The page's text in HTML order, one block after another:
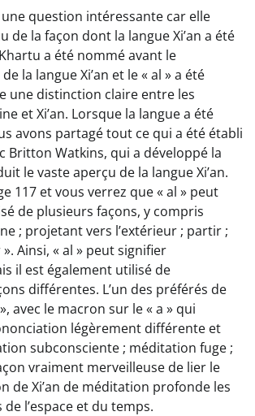
une question intéressante car elle
de la façon dont la langue Xi’an a été
a été nommé avant le
la langue Xi’an et le « al » a été
une distinction claire entre les
et Xi’an. Lorsque la langue a été
avons partagé tout ce qui a été établi
Britton Watkins, qui a développé la
le vaste aperçu de la langue Xi’an.
117 et vous verrez que « al » peut
de plusieurs façons, y compris
; projetant vers l’extérieur ; partir ;
Ainsi, « al » peut signifier
il est également utilisé de
différentes. L’un des préférés de
avec le macron sur le « a » qui
légèrement différente et
subconsciente ; méditation fuge ;
vraiment merveilleuse de lier le
de Xi’an de méditation profonde les
l’espace et du temps.